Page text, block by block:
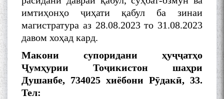
имтиҳонҳо ҷиҳати қабул ба зинаи
магистратура аз 28.08.2023 то 31.08.2023
давом хоҳад кард.
Макони супоридани ҳуҷҷатҳо
Ҷумҳурии Тоҷикистон шаҳри
Душанбе, 734025 хиёбони Рӯдакӣ, 33.
Тел:
به عبارت دیگر: گفتگو با مومن
قناعت Mumin Qanoat